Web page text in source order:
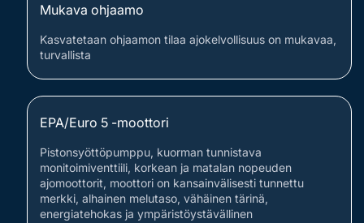
Mukava ohjaamo
Kasvatetaan ohjaamon tilaa ajokelvollisuus on mukavaa,
turvallista
EPA/Euro 5 -moottori
Pistonsyöttöpumppu, kuorman tunnistava
monitoimiventtiili, korkean ja matalan nopeuden
ajomoottorit, moottori on kansainvälisesti tunnettu
merkki, alhainen melutaso, vähäinen tärinä,
energiatehokas ja ympäristöystävällinen